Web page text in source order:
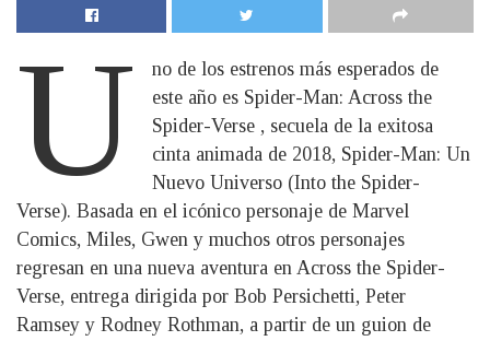
U
no de los estrenos más esperados de
este año es Spider-Man: Across the
Spider-Verse , secuela de la exitosa
cinta animada de 2018, Spider-Man: Un
Nuevo Universo (Into the Spider-
Verse). Basada en el icónico personaje de Marvel
Comics, Miles, Gwen y muchos otros personajes
regresan en una nueva aventura en Across the Spider-
Verse, entrega dirigida por Bob Persichetti, Peter
Ramsey y Rodney Rothman, a partir de un guion de